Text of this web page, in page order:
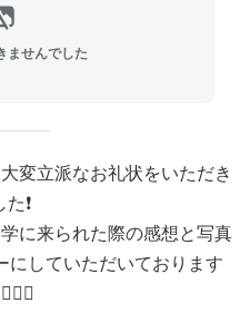
ませんでした
変立派なお礼状をいただき
❗️
に来られた際の感想と写真
にしていただいております